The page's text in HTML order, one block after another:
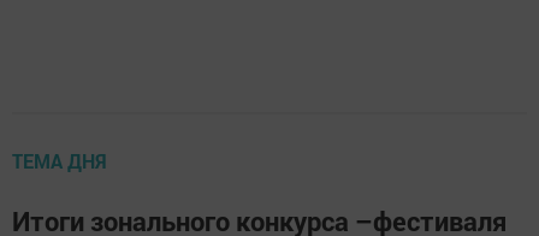
ТЕМА ДНЯ
Итоги зонального конкурса –фестиваля